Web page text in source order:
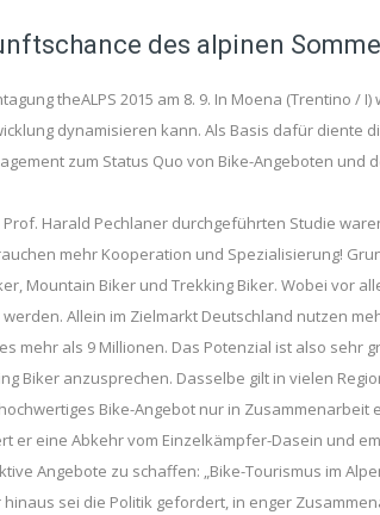
des alpinen
theALPS 2015 am 8. 9. In Moena (Trentino
dynamisieren kann. Als Basis dafür diente
zum Status Quo von Bike-Angeboten
Prof. Harald Pechlaner durchgeführten Studie
mehr Kooperation und Spezialisierung!
Mountain Biker und Trekking Biker. Wobei vor
Allein im Zielmarkt Deutschland nutzen
mehr als 9 Millionen. Das Potenzial ist also sehr
Biker anzusprechen. Dasselbe gilt in vielen
Bike-Angebot nur in
er eine Abkehr vom Einzelkämpfer-Dasein und
Angebote zu schaffen: „Bike-Tourismus im
sei die Politik gefordert, in enger